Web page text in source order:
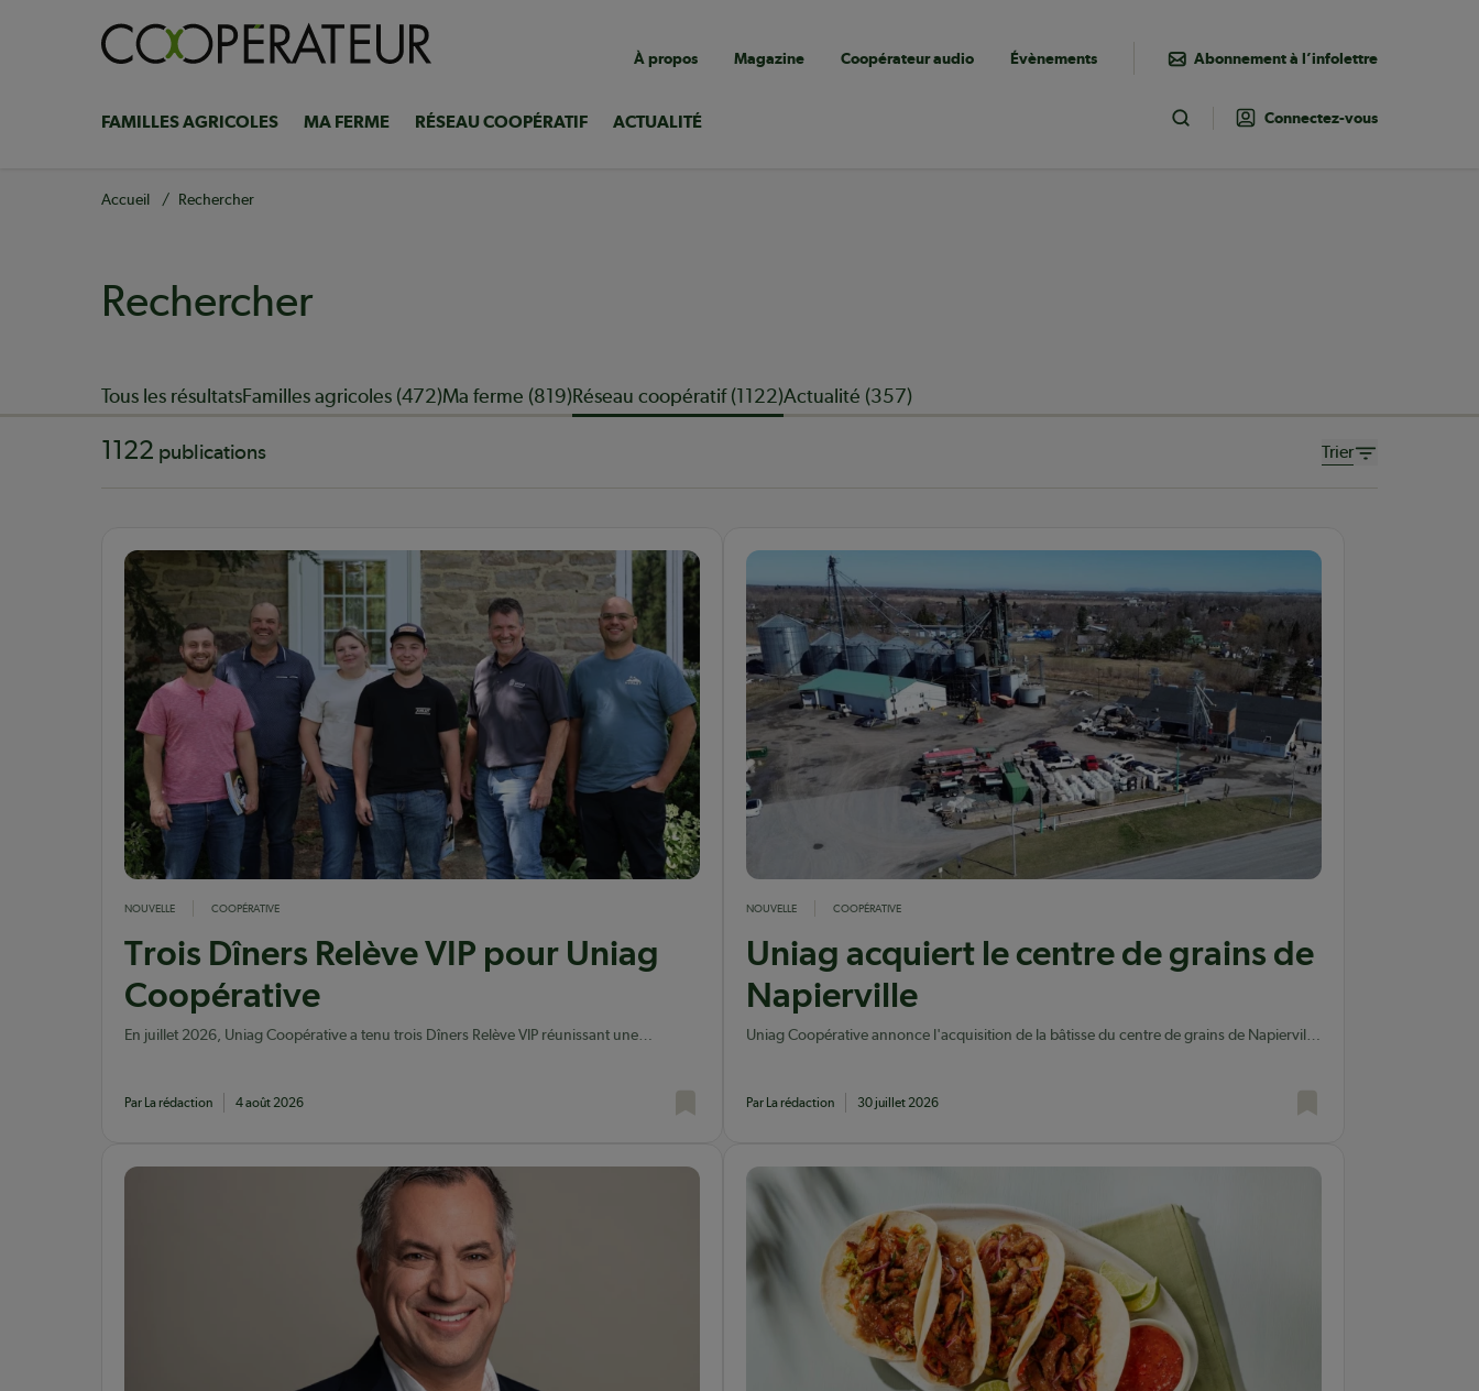
Navigation
utilitaire
À propos Magazine Coopérateur audio Évènements Abonnement à l’infolettre
Navigation
principale
FAMILLES AGRICOLES MA FERME RÉSEAU COOPÉRATIF ACTUALITÉ Toggle Search
Connectez-vous
Fil
Accueil Rechercher
Rechercher
Tous les résultatsFamilles agricoles (472)Ma ferme (819)Réseau coopératif (1122)Actualité (357)
1122 publications Trier
NOUVELLE COOPÉRATIVE
Trois Dîners Relève VIP pour Uniag
Coopérative
En juillet 2026, Uniag Coopérative a tenu trois Dîners Relève VIP réunissant une
Par La rédaction 4 août 2026
NOUVELLE COOPÉRATIVE
Uniag acquiert le centre de grains de
Napierville
Uniag Coopérative annonce l'acquisition de la bâtisse du centre de grains de Napierville
Par La rédaction 30 juillet 2026